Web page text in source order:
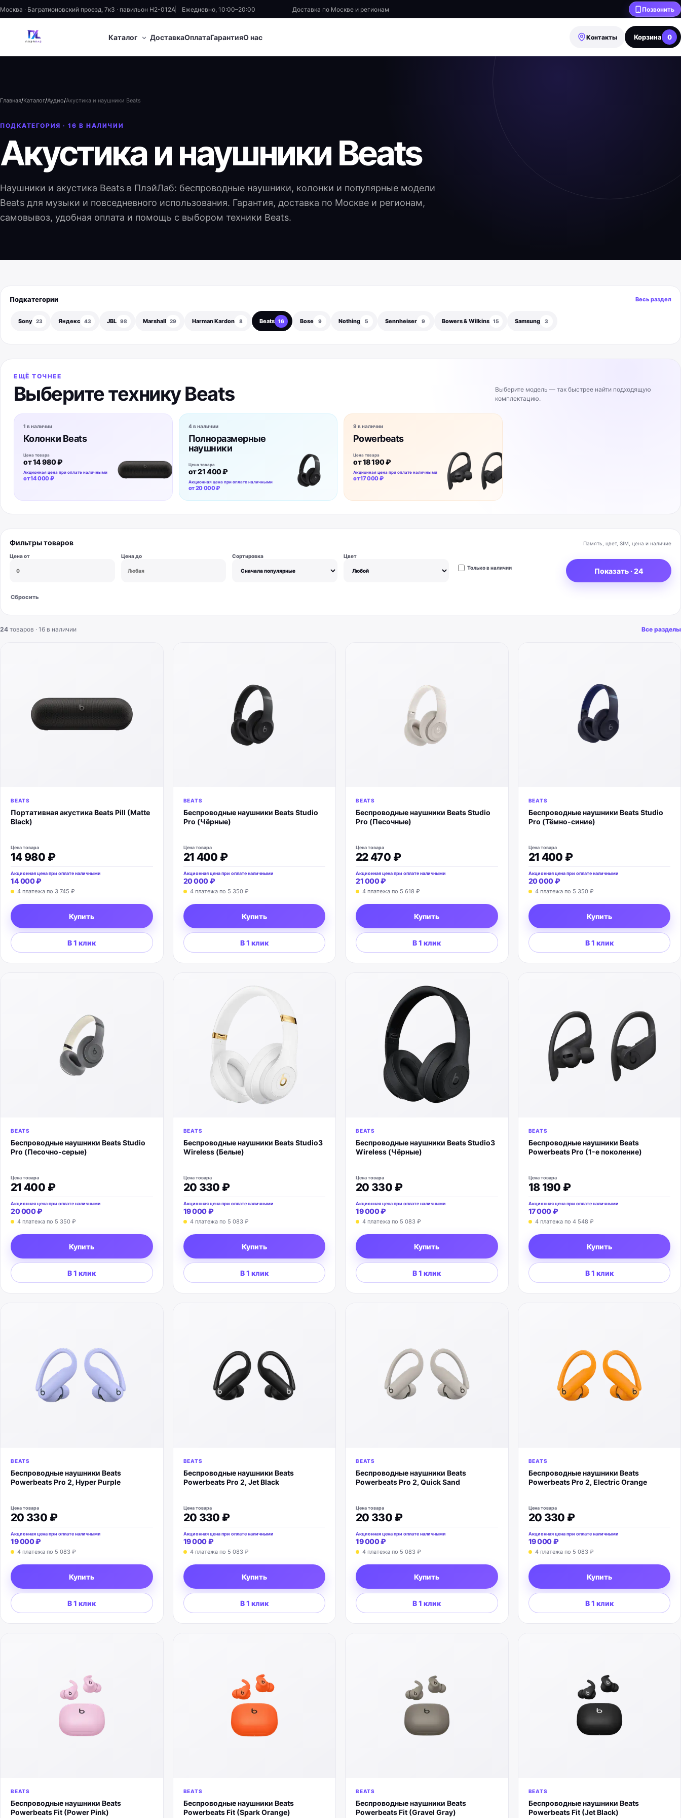
Москва · Багратионовский проезд, 7к3 · павильон H2-012A Ежедневно, 10:00–20:00 Доставка по Москве и регионам Позвонить
Каталог ⌄ ДоставкаОплатаГарантияО нас Контакты Корзина 0
Главная/Каталог/Аудио/Акустика и наушники Beats
ПОДКАТЕГОРИЯ ·16 В НАЛИЧИИ
Акустика и наушники Beats
Наушники и акустика Beats в ПлэйЛаб: беспроводные наушники, колонки и популярные модели
Beats для музыки и повседневного использования. Гарантия, доставка по Москве и регионам,
самовывоз, удобная оплата и помощь с выбором техники Beats.
Подкатегории Весь раздел
Sony 23 Яндекс 43 JBL 98 Marshall 29 Harman Kardon 8 Beats 16 Bose 9 Nothing 5 Sennheiser 9 Bowers & Wilkins 15 Samsung 3
ЕЩЁ ТОЧНЕЕ
Выберите технику Beats
Выберите модель — так быстрее найти подходящую
комплектацию.
1 в наличии
Колонки Beats
Цена товара
от14 980 ₽
Акционная цена при оплате наличными
от14 000 ₽
4 в наличии
Полноразмерные
наушники
Цена товара
от21 400 ₽
Акционная цена при оплате наличными
от20 000 ₽
9 в наличии
Powerbeats
Цена товара
от18 190 ₽
Акционная цена при оплате наличными
от17 000 ₽
Фильтры товаров Память, цвет, SIM, цена и наличие
Цена от Цена до Сортировка
Цвет
Только в наличии
Показать ·24
Сбросить
24 товаров · 16 в наличии Все разделы
BEATS
Портативная акустика Beats Pill (Matte
Black)
Цена товара
14 980 ₽
Акционная цена при оплате наличными
14 000 ₽
4 платежа по 3 745 ₽
Купить
В 1 клик
BEATS
Беспроводные наушники Beats Studio
Pro (Чёрные)
Цена товара
21 400 ₽
Акционная цена при оплате наличными
20 000 ₽
4 платежа по 5 350 ₽
Купить
В 1 клик
BEATS
Беспроводные наушники Beats Studio
Pro (Песочные)
Цена товара
22 470 ₽
Акционная цена при оплате наличными
21 000 ₽
4 платежа по 5 618 ₽
Купить
В 1 клик
BEATS
Беспроводные наушники Beats Studio
Pro (Тёмно-синие)
Цена товара
21 400 ₽
Акционная цена при оплате наличными
20 000 ₽
4 платежа по 5 350 ₽
Купить
В 1 клик
BEATS
Беспроводные наушники Beats Studio
Pro (Песочно-серые)
Цена товара
21 400 ₽
Акционная цена при оплате наличными
20 000 ₽
4 платежа по 5 350 ₽
Купить
В 1 клик
BEATS
Беспроводные наушники Beats Studio3
Wireless (Белые)
Цена товара
20 330 ₽
Акционная цена при оплате наличными
19 000 ₽
4 платежа по 5 083 ₽
Купить
В 1 клик
BEATS
Беспроводные наушники Beats Studio3
Wireless (Чёрные)
Цена товара
20 330 ₽
Акционная цена при оплате наличными
19 000 ₽
4 платежа по 5 083 ₽
Купить
В 1 клик
BEATS
Беспроводные наушники Beats
Powerbeats Pro (1-е поколение)
Цена товара
18 190 ₽
Акционная цена при оплате наличными
17 000 ₽
4 платежа по 4 548 ₽
Купить
В 1 клик
BEATS
Беспроводные наушники Beats
Powerbeats Pro 2, Hyper Purple
Цена товара
20 330 ₽
Акционная цена при оплате наличными
19 000 ₽
4 платежа по 5 083 ₽
Купить
В 1 клик
BEATS
Беспроводные наушники Beats
Powerbeats Pro 2, Jet Black
Цена товара
20 330 ₽
Акционная цена при оплате наличными
19 000 ₽
4 платежа по 5 083 ₽
Купить
В 1 клик
BEATS
Беспроводные наушники Beats
Powerbeats Pro 2, Quick Sand
Цена товара
20 330 ₽
Акционная цена при оплате наличными
19 000 ₽
4 платежа по 5 083 ₽
Купить
В 1 клик
BEATS
Беспроводные наушники Beats
Powerbeats Pro 2, Electric Orange
Цена товара
20 330 ₽
Акционная цена при оплате наличными
19 000 ₽
4 платежа по 5 083 ₽
Купить
В 1 клик
BEATS
Беспроводные наушники Beats
Powerbeats Fit (Power Pink)
BEATS
Беспроводные наушники Beats
Powerbeats Fit (Spark Orange)
BEATS
Беспроводные наушники Beats
Powerbeats Fit (Gravel Gray)
BEATS
Беспроводные наушники Beats
Powerbeats Fit (Jet Black)